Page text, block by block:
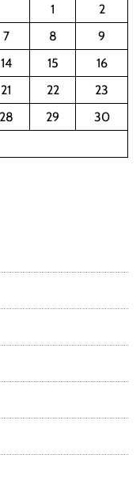
1
2
7 8
9
14 15
16
21 22
23
28 29
30